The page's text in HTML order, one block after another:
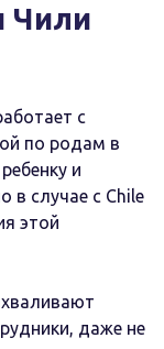
Чили
с
по родам в
и
в случае с Chile
этой
даже не